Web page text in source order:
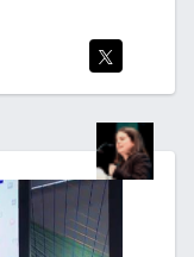
TWI
TEA
R